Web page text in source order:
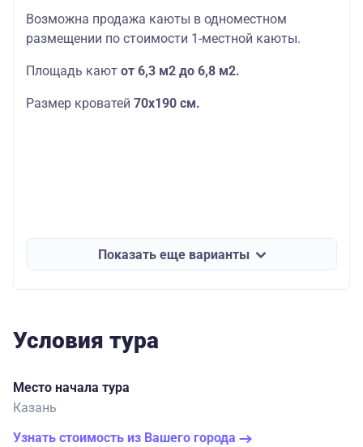
Возможна продажа каюты в одноместном
размещении по стоимости 1-местной каюты.
Площадь кают от 6,3 м2 до 6,8 м2.
Размер кроватей 70х190 см.
Показать еще варианты
Условия тура
Место начала тура
Казань
Узнать стоимость из Вашего города